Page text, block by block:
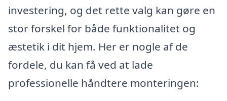
investering, og det rette valg kan gøre en
stor forskel for både funktionalitet og
æstetik i dit hjem. Her er nogle af de
fordele, du kan få ved at lade
professionelle håndtere monteringen: